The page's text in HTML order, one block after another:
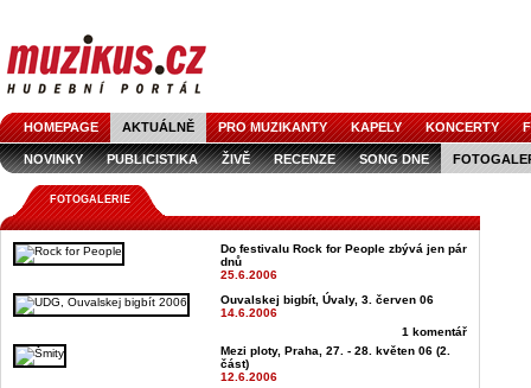
HOMEPAGE AKTUÁLNĚ PRO MUZIKANTY KAPELY KONCERTY
NOVINKY PUBLICISTIKA ŽIVĚ RECENZE SONG DNE
FOTOGALERIE
Do festivalu Rock for People zbývá jen pár
dnů
25.6.2006
Ouvalskej bigbít, Úvaly, 3. červen 06
14.6.2006
1 komentář
Mezi ploty, Praha, 27. - 28. květen 06 (2.
část)
12.6.2006